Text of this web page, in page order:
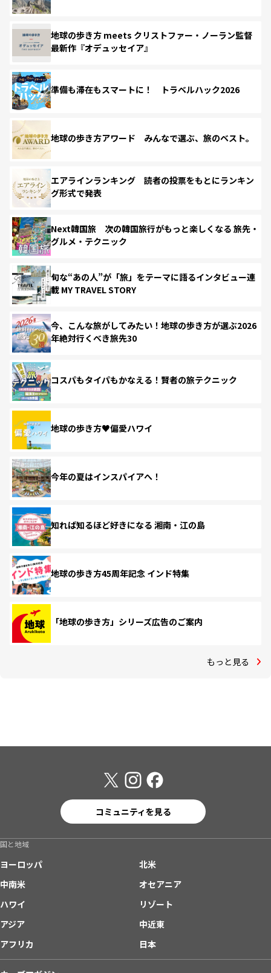
地球の歩き方 meets クリストファー・ノーラン監督
最新作『オデュッセイア』
準備も滞在もスマートに！ トラベルハック2026
地球の歩き方アワード みんなで選ぶ、旅のベスト。
エアラインランキング 読者の投票をもとにランキン
グ形式で発表
Next韓国旅 次の韓国旅行がもっと楽しくなる 旅先・
グルメ・テクニック
旬な“あの人”が「旅」をテーマに語るインタビュー連
載 MY TRAVEL STORY
今、こんな旅がしてみたい！地球の歩き方が選ぶ2026
年絶対行くべき旅先30
コスパもタイパもかなえる！賢者の旅テクニック
地球の歩き方♥偏愛ハワイ
今年の夏はインスパイアへ！
知れば知るほど好きになる 湘南・江の島
地球の歩き方45周年記念 インド特集
「地球の歩き方」シリーズ広告のご案内
もっと見る
コミュニティを見る
国と地域
ヨーロッパ
北米
中南米
オセアニア
ハワイ
リゾート
アジア
中近東
アフリカ
日本